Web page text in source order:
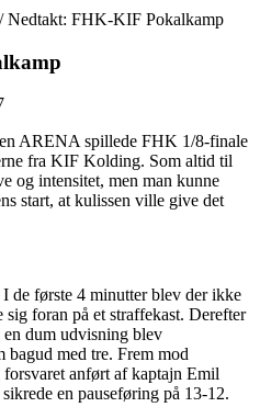
/Nedtakt: FHK-KIF Pokalkamp
ARENA spillede FHK 1/8-finale
fra KIF Kolding. Som altid til
og intensitet, men man kunne
start, at kulissen ville give det
de første 4 minutter blev der ikke
foran på et straffekast. Derefter
dum udvisning blev
bagud med tre. Frem mod
anført af kaptajn Emil
en pauseføring på 13-12.